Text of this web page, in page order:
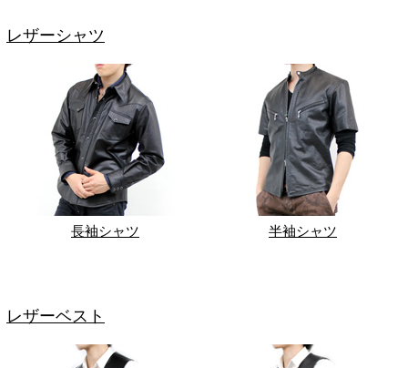
レザーシャツ
長袖シャツ 半袖シャツ
レザーベスト